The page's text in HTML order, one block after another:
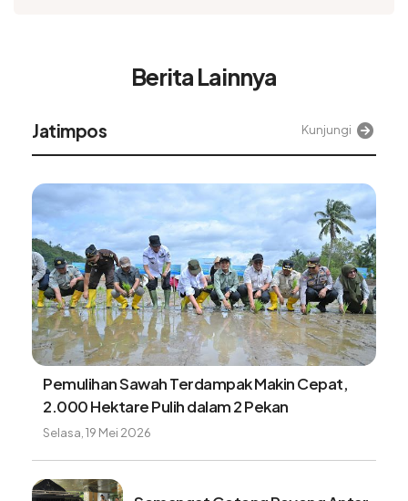
Berita Lainnya
Kunjungi
Cepat,
Satgas PRR pacu pemulihan
Aceh jelang musim tanam baru